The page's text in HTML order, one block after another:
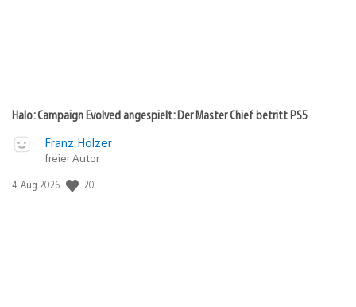
Halo: Campaign Evolved angespielt: Der Master Chief betritt PS5
Franz Holzer
freier Autor
Veröffentlichungsdatum:
4. Aug 2026 20